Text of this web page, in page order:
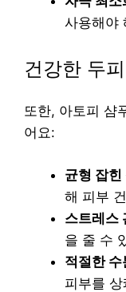
사용해야
건강한 두
또한, 아토피 샴
어요:
균형 잡힌
해 피부
스트레스
을 줄 수
적절한 수
피부를